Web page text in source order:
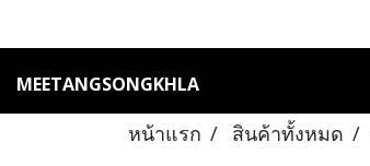
MEETANGSONGKHLA
หน้าแรก สินค้าทั้งหมด